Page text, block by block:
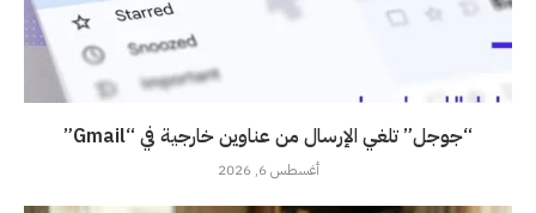
“جوجل” تلغي الإرسال من عناوين خارجية في “Gmail”
أغسطس 6, 2026